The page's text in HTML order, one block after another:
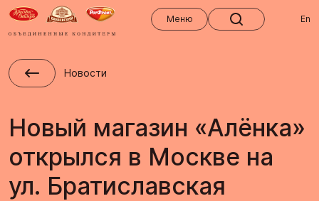
Меню
En
Новости
Новый магазин «Алёнка»
открылся в Москве на
ул. Братиславская